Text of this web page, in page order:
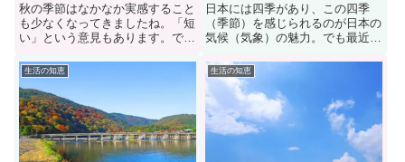
秋の季節はなかなか実感すること
も少なくなってきましたね。「短
い」という意見もあります。で
のページでは秋がいつからいつま
でなのかについて解決します。秋
の終わりや始まりについて知りた
い人はぜひ参考にしてみよう。ま
た、夏や冬や春はいつからいつま
でなのかについても紹介します。
日本には四季があり、この四季
（季節）を感じられるのが日本の
気候（気象）の魅力。でも最近に
った」と感じる人が急増中です。
日本の四季感が無くなってきたと
言う人もいますね。では、色々な
人に意見を聞いてみた。日本の四
季（季節）はこれからどうなるの
か？記事を読み進めて見ていこ
生活の知恵 生活の知恵